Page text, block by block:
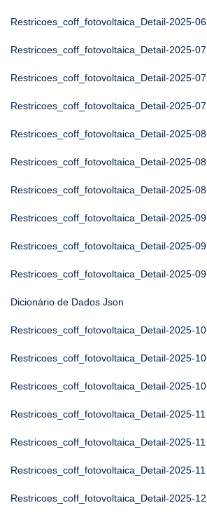
Restricoes_coff_fotovoltaica_Detail-2025-06
Restricoes_coff_fotovoltaica_Detail-2025-07
Restricoes_coff_fotovoltaica_Detail-2025-07
Restricoes_coff_fotovoltaica_Detail-2025-07
Restricoes_coff_fotovoltaica_Detail-2025-08
Restricoes_coff_fotovoltaica_Detail-2025-08
Restricoes_coff_fotovoltaica_Detail-2025-08
Restricoes_coff_fotovoltaica_Detail-2025-09
Restricoes_coff_fotovoltaica_Detail-2025-09
Restricoes_coff_fotovoltaica_Detail-2025-09
Dicionário de Dados Json
Restricoes_coff_fotovoltaica_Detail-2025-10
Restricoes_coff_fotovoltaica_Detail-2025-10
Restricoes_coff_fotovoltaica_Detail-2025-10
Restricoes_coff_fotovoltaica_Detail-2025-11
Restricoes_coff_fotovoltaica_Detail-2025-11
Restricoes_coff_fotovoltaica_Detail-2025-11
Restricoes_coff_fotovoltaica_Detail-2025-12